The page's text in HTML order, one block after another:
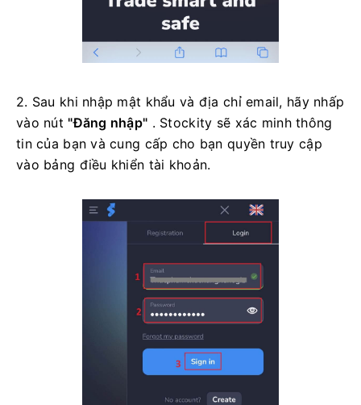
2. Sau khi nhập mật khẩu và địa chỉ email, hãy nhấp
vào nút "Đăng nhập" . Stockity sẽ xác minh thông
tin của bạn và cung cấp cho bạn quyền truy cập
vào bảng điều khiển tài khoản.